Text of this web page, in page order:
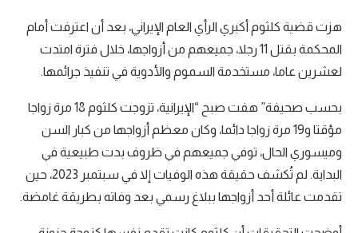
هزت قضية كلثوم أكبري الرأي العام الإيراني، بعد أن اعترفت أمام
المحكمة بقتل 11 رجلا، جميعهم من أزواجها، خلال فترة امتدت
لعشرين عاما، مستخدمة السموم والأدوية في تنفيذ جرائمها.
بحسب صحيفة” هفت صبح “الإيرانية، تزوجت كلثوم 18 مرة زواجا
مؤقتا و19 مرة زواجا دائما، وكان معظم أزواجها من كبار السن
وميسوري الحال، توفي جميعهم في ظروف بدت طبيعية في
البداية. لم تُكشف حقيقة هذه الوفيات إلا في سبتمبر 2023، حين
تقدمت عائلة أحد أزواجها ببلاغ رسمي بعد وفاته بطريقة غامضة.